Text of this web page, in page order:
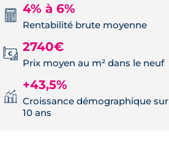
4% à 6%
Rentabilité brute moyenne
2740€
Prix moyen au m² dans le neuf
+43,5%
Croissance démographique sur
10 ans